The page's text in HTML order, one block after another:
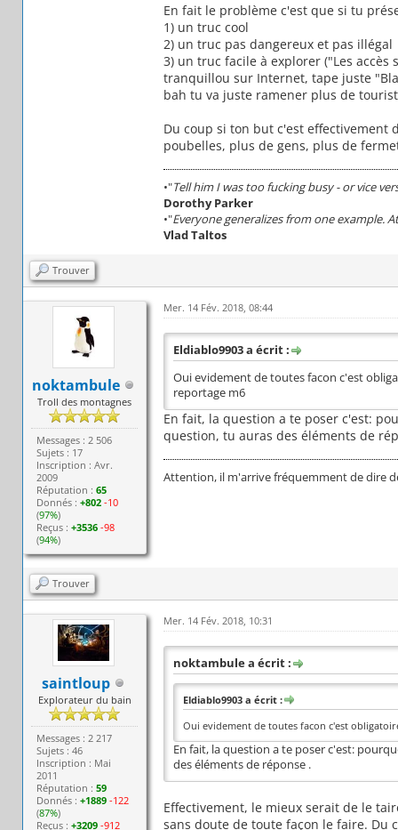
En fait le problème c'est que si tu
1) un truc cool
2) un truc pas dangereux et pas illégal
3) un truc facile à explorer ("Les accès
tranquillou sur Internet, tape juste
bah tu va juste ramener plus de
Du coup si ton but c'est
poubelles, plus de gens, plus de
•"Tell him I was too fucking busy - or vice
Dorothy Parker
•"Everyone generalizes from one example.
Vlad Taltos
Trouver
noktambule
Troll des montagnes
Messages : 2 506
Sujets : 17
Inscription : Avr.
2009
Réputation :65
Donnés :+802 -10
(97%)
Reçus :+3536 -98
(94%)
Mer. 14 Fév. 2018, 08:44
Eldiablo9903 a écrit :
Oui evidement de toutes facon c'est
reportage m6
En fait, la question a te poser c'est:
question, tu auras des éléments de
Attention, il m'arrive fréquemment de dire
Trouver
saintloup
Explorateur du bain
Messages : 2 217
Sujets : 46
Inscription : Mai
2011
Réputation :59
Donnés :+1889 -122
(87%)
Reçus :+3209 -912
Mer. 14 Fév. 2018, 10:31
noktambule a écrit :
Eldiablo9903 a écrit :
Oui evidement de toutes facon c'est
En fait, la question a te poser c'est:
des éléments de réponse .
Effectivement, le mieux serait de le
sans doute de toute façon le faire. Du